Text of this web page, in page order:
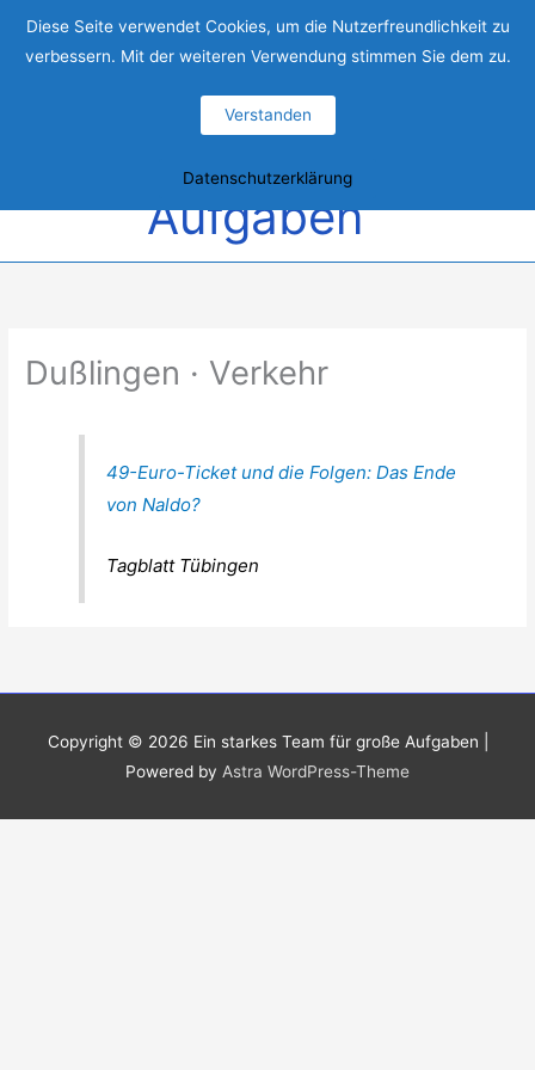
Ein starkes
Team für
große
Aufgaben
Dußlingen · Verkehr
49-Euro-Ticket und die Folgen: Das Ende
von Naldo?
Tagblatt Tübingen
Copyright © 2026 Ein starkes Team für große Aufgaben
Powered by Astra WordPress-Theme
Diese Seite verwendet Cookies, um die Nutzerfreundlichkeit zu
verbessern. Mit der weiteren Verwendung stimmen Sie dem zu.
Verstanden
Datenschutzerklärung